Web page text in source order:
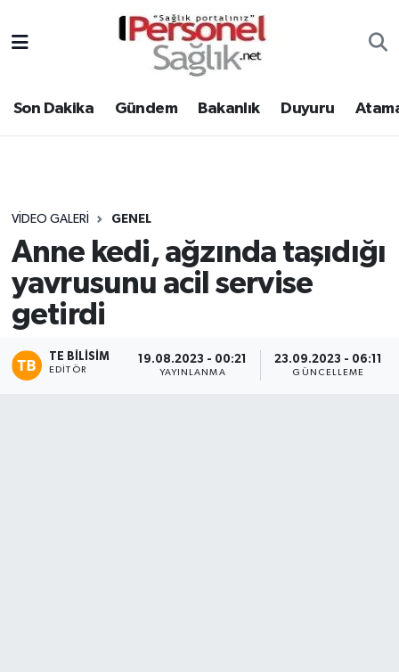
Son Dakika Gündem Bakanlık Duyuru
VIDEO GALERI GENEL
Anne kedi, ağzında taşıdığı
yavrusunu acil servise
getirdi
TE BILISIM
EDITÖR
19.08.2023 - 00:21
YAYINLANMA
23.09.2023 - 06:11
GÜNCELLEME
Gündem
Atamalar
Mevzuat
Nöbetçi Eczaneler
Hava Durumu
Tüm Manşetler
Son Dakika Haberleri